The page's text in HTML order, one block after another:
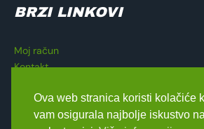
BRZI LINKOVI
Moj račun
Kontakt
Blagajna
Ova web stranica koristi kolačiće
vam osigurala najbolje iskustvo